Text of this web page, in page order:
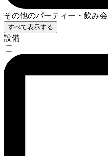
その他のパーティー・飲み会
すべて表示する
設備